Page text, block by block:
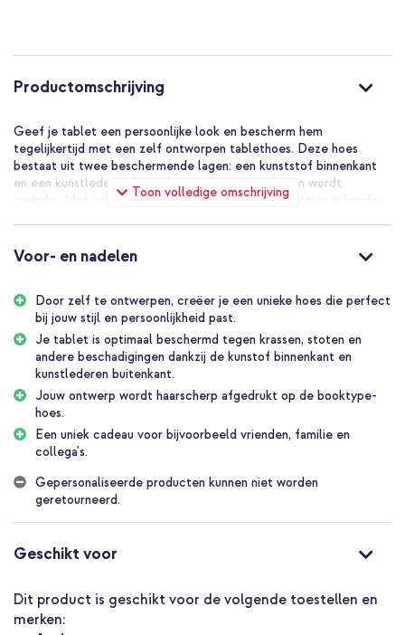
Productomschrijving
Toon volledige omschrijving
Geef je tablet een persoonlijke look en bescherm hem
tegelijkertijd met een zelf ontworpen tablethoes. Deze hoes
bestaat uit twee beschermende lagen: een kunststof binnenkant
en een kunstlederen buitenkant waarop jouw design wordt
gedrukt. Met onze ontwerptool heb je zelf de touwtjes in handen
beschermende hoes die niemand anders heeft. Onze ontwerptool
maakt het ontwerpen gemakkelijk. Voeg je eigen foto of tekst toe,
of kies uit bestaande ontwerpen, totdat het ontwerp helemaal
naar jouw smaak is. Klaar met ontwerpen? Jouw design wordt van
hoge kwaliteit afgedrukt op de booktype-hoes, dankzij de
nieuwste printtechnieken.
Dankzij de 360 graden draaibare hoes kun je je tablet zowel
horizontaal als verticaal gebruiken, ideaal voor lezen, typen of
video's kijken. Daarnaast beschermt de hoes je tablet volledig
tegen krassen, stoten en vallen, en behoud je toegang tot alle
nodige poorten en knoppen.
Een persoonlijk cadeau
Ben je op zoek naar een cadeau dat uniek en persoonlijk is? Denk
voor vrienden, familie en collega's en door zo'n uniek cadeau te
geven, laat je zien dat je echt aandacht hebt besteed aan het
vinden van iets bijzonders.
Voor- en nadelen
Door zelf te ontwerpen, creëer je een unieke hoes die perfect
bij jouw stijl en persoonlijkheid past.
Je tablet is optimaal beschermd tegen krassen, stoten en
andere beschadigingen dankzij de kunstof binnenkant en
kunstlederen buitenkant.
Jouw ontwerp wordt haarscherp afgedrukt op de booktype-
hoes.
Een uniek cadeau voor bijvoorbeeld vrienden, familie en
collega's.
Gepersonaliseerde producten kunnen niet worden
geretourneerd.
Geschikt voor
Dit product is geschikt voor de volgende toestellen en
merken: